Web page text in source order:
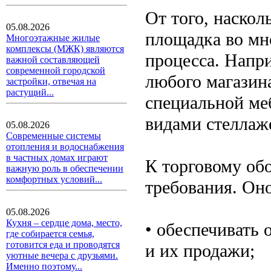
05.08.2026
Многоэтажные жилые
комплексы (МЖК) являются
важной составляющей
современной городской
застройки, отвечая на
растущий...
05.08.2026
Современные системы
отопления и водоснабжения
в частных домах играют
важную роль в обеспечении
комфортных условий...
05.08.2026
Кухня – сердце дома, место,
где собирается семья,
готовится еда и проводятся
уютные вечера с друзьями.
Именно поэтому...
От того,
площадка во
процесса.
любого
специальной
видами
К торговому
требования.
•
и их продажи;